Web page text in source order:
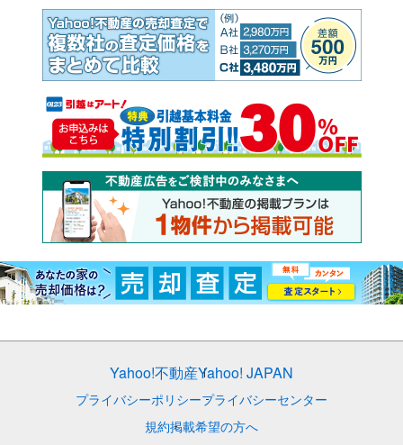
Yahoo!不動産Yahoo! JAPAN
プライバシーポリシープライバシーセンター
規約掲載希望の方へ